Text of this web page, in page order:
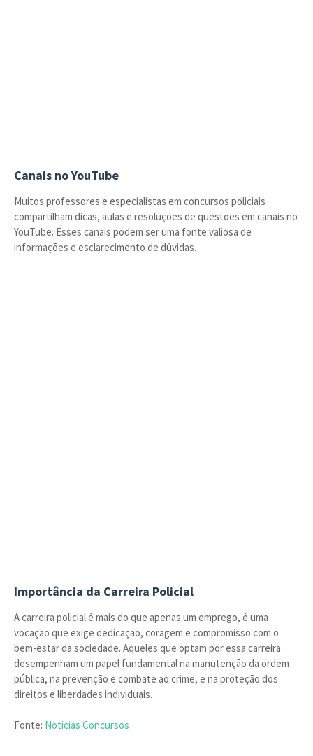
Canais no YouTube
Muitos professores e especialistas em concursos policiais
compartilham dicas, aulas e resoluções de questões em canais no
YouTube. Esses canais podem ser uma fonte valiosa de
informações e esclarecimento de dúvidas.
Importância da Carreira Policial
A carreira policial é mais do que apenas um emprego, é uma
vocação que exige dedicação, coragem e compromisso com o
bem-estar da sociedade. Aqueles que optam por essa carreira
desempenham um papel fundamental na manutenção da ordem
pública, na prevenção e combate ao crime, e na proteção dos
direitos e liberdades individuais.
Fonte: Noticias Concursos